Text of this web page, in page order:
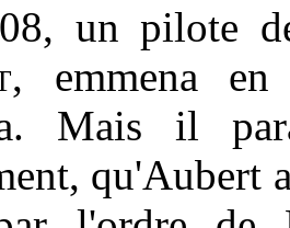
un pilote
, emmena en
Mais il
qu'Aubert